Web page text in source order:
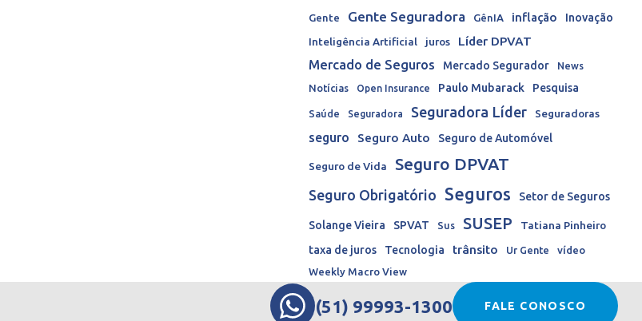
Gente Gente Seguradora GênIA inflação
Inovação
Inteligência Artificial
juros
Líder DPVAT
Mercado de Seguros
Mercado Segurador
News
Notícias
Open Insurance Paulo Mubarack Pesquisa
Saúde Seguradora Seguradora Líder Seguradoras
seguro Seguro Auto Seguro de Automóvel
Seguro de Vida Seguro DPVAT
Seguro Obrigatório Seguros Setor de Seguros
Solange Vieira SPVAT Sus SUSEP
Tatiana Pinheiro
taxa de juros
Tecnologia trânsito Ur Gente
vídeo
Weekly Macro View
(51) 99993-1300 FALE CONOSCO